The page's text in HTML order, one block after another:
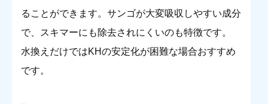
ることができます。 サンゴが大変吸収しやすい成分
で、
スキマーにも除去されにくいのも特徴です。
水換えだけではKHの安定化が困難な場合おすすめ
です。